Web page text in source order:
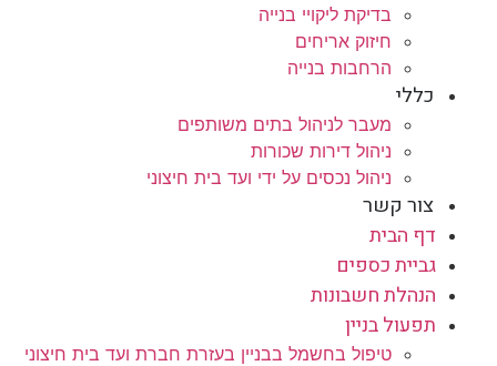
בדיקת ליקויי בנייה
חיזוק אריחים
הרחבות בנייה
כללי
מעבר לניהול בתים משותפים
ניהול דירות שכורות
ניהול נכסים על ידי ועד בית חיצוני
צור קשר
דף הבית
גביית כספים
הנהלת חשבונות
תפעול בניין
טיפול בחשמל בבניין בעזרת חברת ועד בית חיצוני